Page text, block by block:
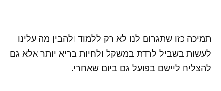
תמיכה כזו שתגרום לנו לא רק ללמוד ולהבין מה עלינו
לעשות בשביל לרדת במשקל ולחיות בריא יותר אלא גם
להצליח ליישם בפועל גם ביום שאחרי.